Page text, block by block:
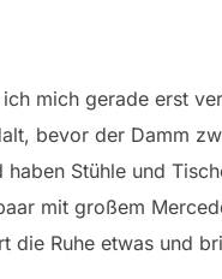
mich gerade erst
bevor der Damm
Stühle und
mit großem
die Ruhe etwas und